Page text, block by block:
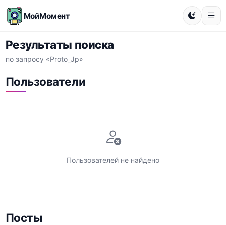
МойМомент
Результаты поиска
по запросу «Proto_Jp»
Пользователи
Пользователей не найдено
Посты